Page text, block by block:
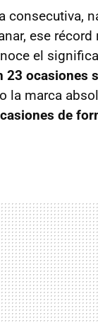
consecutiva,
ese récord
el
23 ocasiones
la marca
de